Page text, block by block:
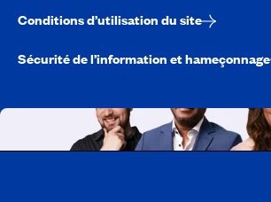
Conditions d’utilisation du site
Sécurité de l’information et hameçonnage